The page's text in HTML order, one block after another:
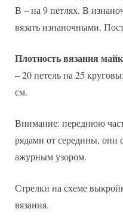
В – на 9 петлях. В
вязать изнаночными.
Плотность вязания
– 20 петель на 25
см.
Внимание: переднюю
рядами от середины, они
ажурным узором.
Стрелки на схеме
вязания.